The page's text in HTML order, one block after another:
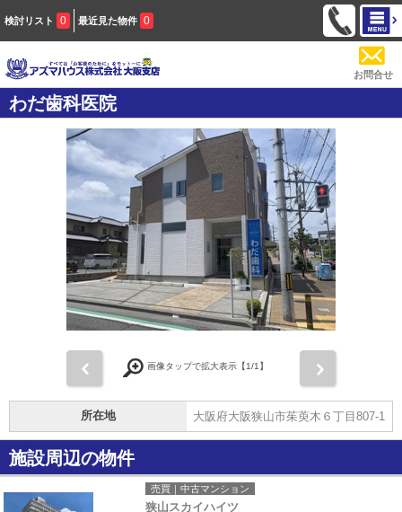
検討リスト 0 最近見た物件 0
お問合せ
わだ歯科医院
画像タップで拡大表示【1/1】
所在地 大阪府大阪狭山市茱萸木６丁目807-1
施設周辺の物件
売買｜中古マンション
狭山スカイハイツ